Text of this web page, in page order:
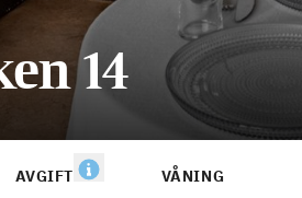
14
AVGIFT
VÅNING